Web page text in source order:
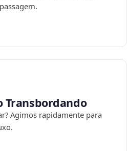
Transbordando
Agimos rapidamente para